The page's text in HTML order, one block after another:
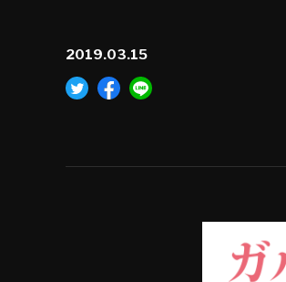
2019.03.15